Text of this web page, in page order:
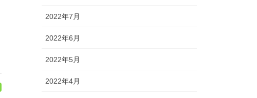
2022年7月
2022年6月
2022年5月
2022年4月